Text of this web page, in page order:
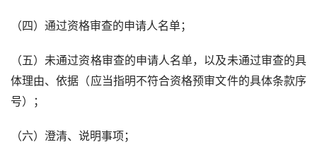
（四）通过资格审查的申请人名单；
（五）未通过资格审查的申请人名单，以及未通过审查的具
体理由、依据（应当指明不符合资格预审文件的具体条款序
号）；
（六）澄清、说明事项；